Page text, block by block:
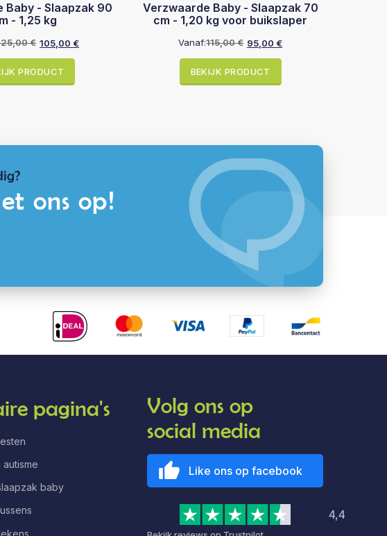
Baby - Slaapzak 90
- 1,25 kg
€
Oorspronkelijke
prijs
was:
105,00 €
Huidige
prijs
is:
PRODUCT
Verzwaarde Baby - Slaapzak 70
cm - 1,20 kg voor buikslaper
Vanaf:115,00€
Oorspronkelijke
prijs
was:
95,00 €
Huidige
prijs
is:
BEKIJK PRODUCT
ons op!
pagina's
baby
Volg ons op
social media
Like ons op facebook
4,4